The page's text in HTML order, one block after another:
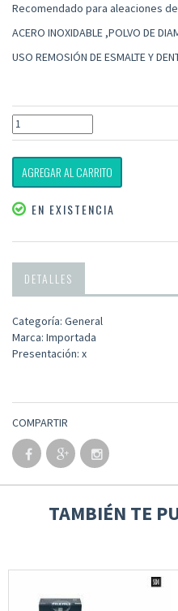
Recomendado para aleaciones
ACERO INOXIDABLE ,POLVO DE
USO REMOSIÓN DE ESMALTE Y
AGREGAR AL CARRITO
EN EXISTENCIA
DETALLES
Categoría: General
Marca: Importada
Presentación: x
COMPARTIR
TAMBIÉN TE